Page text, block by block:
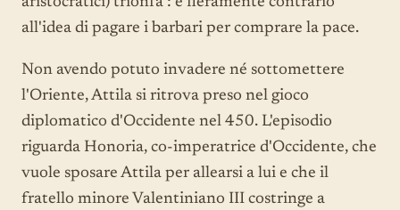
all'idea di pagare i barbari per comprare la pace.
Non avendo potuto invadere né sottomettere
l'Oriente, Attila si ritrova preso nel gioco
diplomatico d'Occidente nel 450. L'episodio
riguarda Honoria, co-imperatrice d'Occidente, che
vuole sposare Attila per allearsi a lui e che il
fratello minore Valentiniano III costringe a